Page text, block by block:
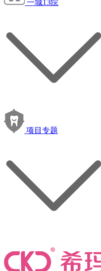
一城13院
项目专题